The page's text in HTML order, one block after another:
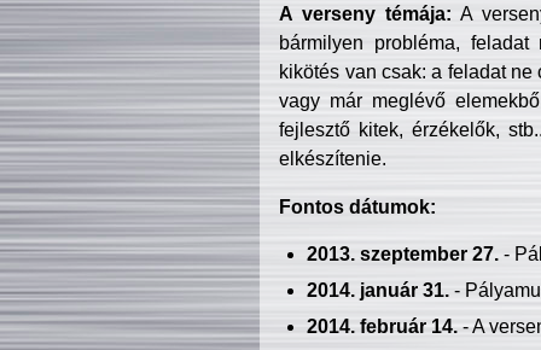
A verseny témája: A
bármilyen probléma, feladat
kikötés van csak: a feladat
vagy már meglévő
fejlesztő kitek, érzékelők,
elkészítenie.
Fontos dátumok:
2013. szeptember 27.-
2014. január 31.-
2014. február 14.- A